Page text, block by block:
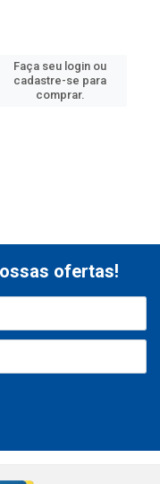
Faça seu login ou
cadastre-se para
comprar.
ofertas!